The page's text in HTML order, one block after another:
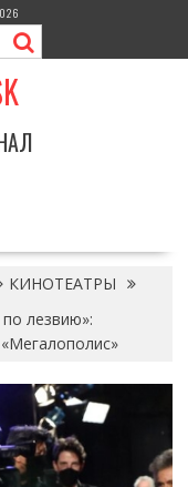
КИНОТЕАТРЫ
лезвию»: